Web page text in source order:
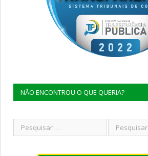
NÃO ENCONTROU O QUE QUERIA?